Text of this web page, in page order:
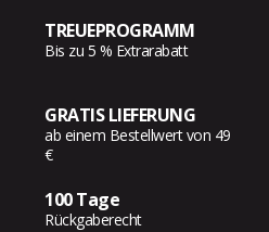
TREUEPROGRAMM
Bis zu 5 % Extrarabatt
GRATIS LIEFERUNG
ab einem Bestellwert von 49
€
100 Tage
Rückgaberecht